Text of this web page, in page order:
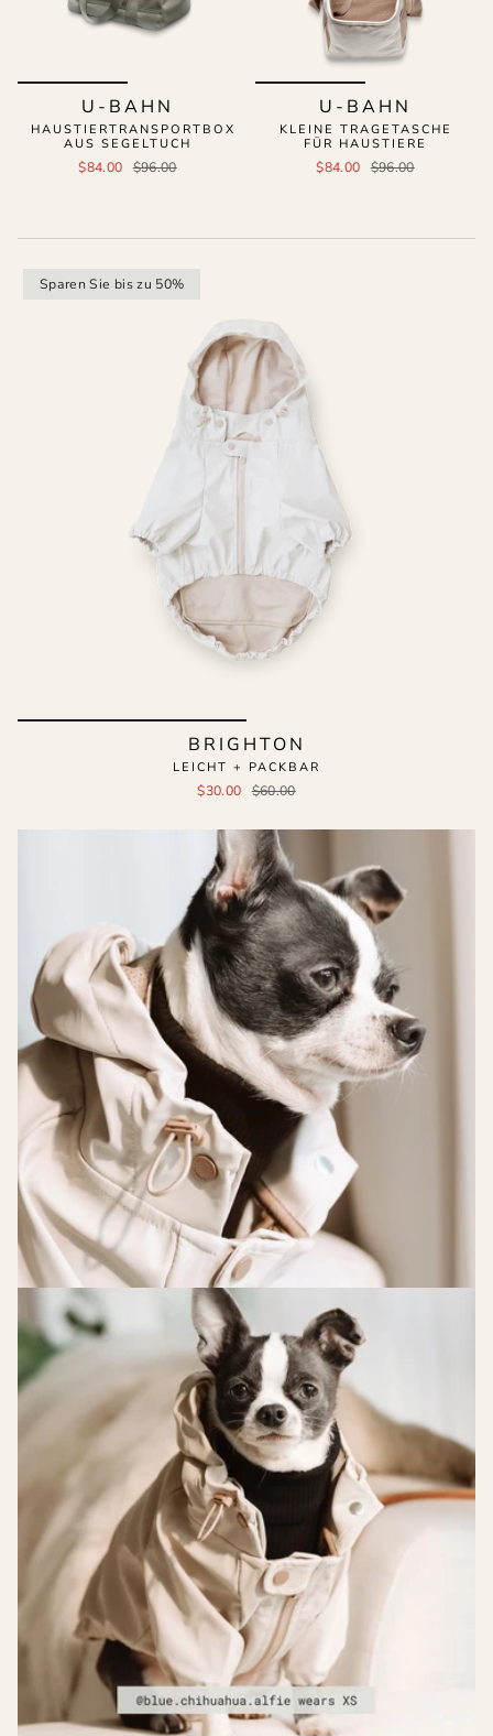
U-BAHN
HAUSTIERTRANSPORTBOX
AUS SEGELTUCH
$84.00 $96.00
U-BAHN
KLEINE TRAGETASCHE
FÜR HAUSTIERE
$84.00 $96.00
Sparen Sie bis zu 50%
BRIGHTON
LEICHT + PACKBAR
$30.00 $60.00